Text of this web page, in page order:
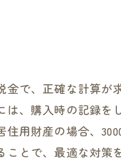
で、正確な計算
、購入時の記録
用財産の場合、
とで、最適な対